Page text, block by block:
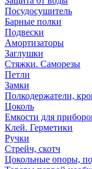
Посудосушитель
Барные полки
Подвески
Амортизаторы
Заглушки
Стяжки. Саморезы
Петли
Замки
Полкодержатели,
Цоколь
Емкости для
Клей. Герметики
Ручки
Стрейч, скотч
Цокольные опоры,